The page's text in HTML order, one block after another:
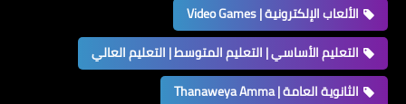
الألعاب الإلكترونية | Video Games
التعليم الأساسي | التعليم المتوسط | التعليم العالي
الثانوية العامة | Thanaweya Amma